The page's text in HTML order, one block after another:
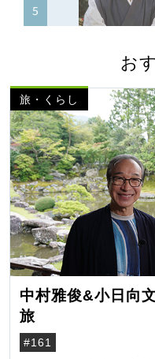
お
旅・くらし
中村雅俊&小日向
旅
#161